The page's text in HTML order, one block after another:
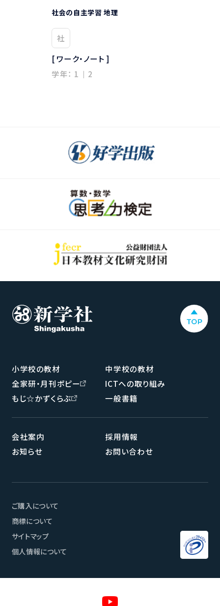
社会の自主学習 地理
社
[ ワーク・ノート ]
学年： 1 2
小学校の教材
中学校の教材
全家研・月刊ポピー
ICTへの取り組み
もじ☆かずくらぶ
一般書籍
会社案内
採用情報
お知らせ
お問い合わせ
ご購入について
商標について
サイトマップ
個人情報について